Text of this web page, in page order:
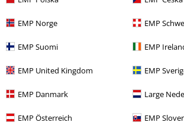
EMP Norge EMP
EMP Suomi EMP
EMP United Kingdom EMP
EMP Danmark Large
EMP Österreich EMP
59,99 €
Mehr Kategorien. Mehr Möglichkeiten.
Sale % Frauen Bekleidung Pullover &
Sale % Bekleidung Hoodies & Sweater
Neu Bekleidung Hoodies & Sweater Hoodies